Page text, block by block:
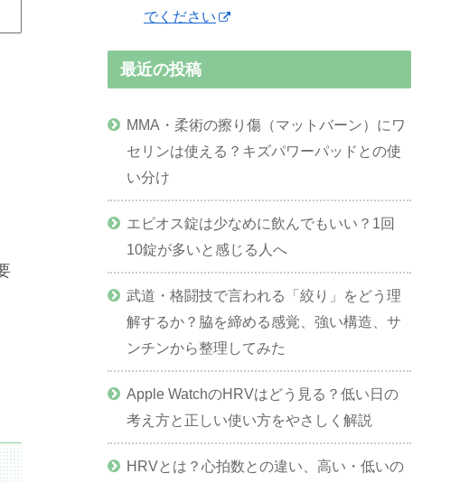
でください
最近の投稿
MMA・柔術の擦り傷（マットバーン）にワ
セリンは使える？キズパワーパッドとの使
い分け
エビオス錠は少なめに飲んでもいい？1回
10錠が多いと感じる人へ
武道・格闘技で言われる「絞り」をどう理
解するか？脇を締める感覚、強い構造、サ
ンチンから整理してみた
Apple WatchのHRVはどう見る？低い日の
考え方と正しい使い方をやさしく解説
HRVとは？心拍数との違い、高い・低いの